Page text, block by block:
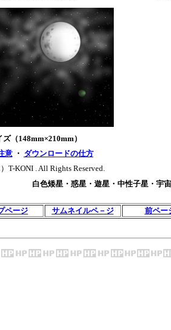
（148mm×210mm）
意・ ダウンロードの仕方
T-KONI . All Rights Reserved.
白色矮星・惑星・遊星・中性子星・宇
ページ サムネイルペ－ジ 前ペー